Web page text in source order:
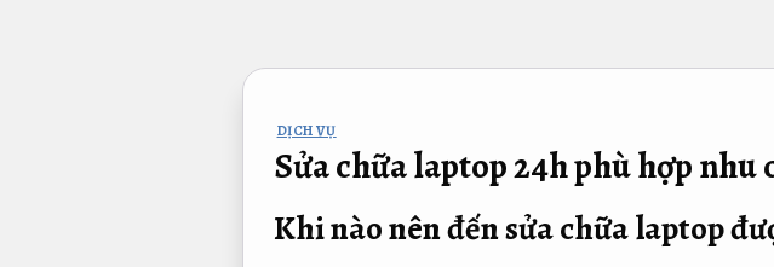
DỊCH VỤ
Sửa chữa laptop 24h phù hợp nhu
Khi nào nên đến sửa chữa laptop